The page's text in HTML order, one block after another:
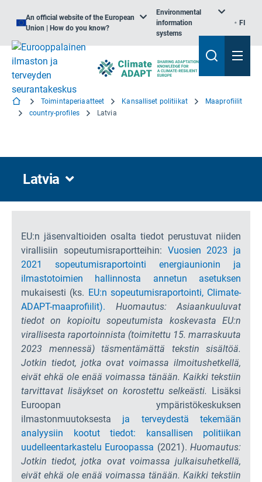
An official website of the European
Union | How do you know?
Environmental
information
systems
FI
Toimintaperiaatteet Kansalliset politiikat
Maaprofiilit
country-profiles
Latvia
Latvia
EU:n jäsenvaltioiden osalta tiedot perustuvat niiden
virallisiin sopeutumisraportteihin: Vuosien 2023 ja
2021 sopeutumisraportointi energiaunionin ja
ilmastotoimien hallinnosta annetun asetuksen
mukaisesti (ks. EU:n sopeutumisraportointi, Climate-
ADAPT-maaprofiilit).
Huomautus: Asiaankuuluvat
tiedot on kopioitu sopeutumista koskevasta EU:n
virallisesta raportoinnista (toimitettu 15. marraskuuta
2023 mennessä) täsmentämättä tekstin sisältöä.
Jotkin tiedot, jotka ovat voimassa ilmoitushetkellä,
eivät ehkä ole enää voimassa tänään. Kaikki tekstiin
tarvittavat lisäykset on korostettu selkeästi. Lisäksi
Euroopan ympäristökeskuksen
ilmastonmuutoksesta ja terveydestä tekemään
analyysiin kootut tiedot: kansallisen politiikan
uudelleentarkastelu Euroopassa (2021).Huomautus:
Jotkin tiedot, jotka ovat voimassa julkaisuhetkellä,
eivät ehkä ole enää voimassa tänään. Kaikki tekstiin